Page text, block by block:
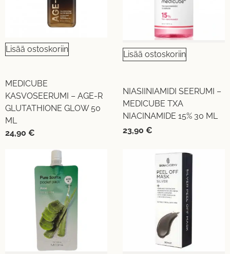
Lisää ostoskoriin
MEDICUBE
KASVOSEERUMI – AGE-R
GLUTATHIONE GLOW 50
ML
24,90 €
Lisää ostoskoriin
NIASIINIAMIDI SEERUMI –
MEDICUBE TXA
NIACINAMIDE 15% 30 ML
23,90 €